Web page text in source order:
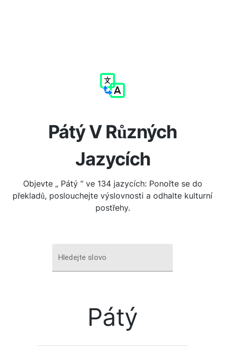
Pátý V Různých
Jazycích
Objevte „ Pátý “ ve 134 jazycích: Ponořte se do
překladů, poslouchejte výslovnosti a odhalte kulturní
postřehy.
Hledejte slovo
Pátý